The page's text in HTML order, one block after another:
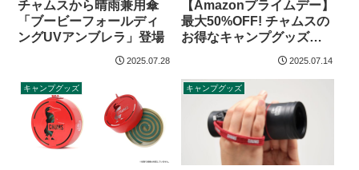
チャムスから晴雨兼用傘
「ブービーフォールディ
ングUVアンブレラ」登場
2025.07.28
【Amazonプライムデー】
最大50%OFF! チャムスの
お得なキャンプグッズ
2025.07.14
キャンプグッズ キャンプグッズ